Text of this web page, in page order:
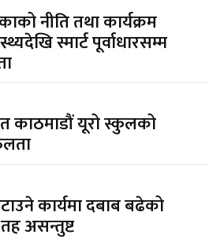
नीति तथा कार्यक्रम
स्मार्ट पूर्वाधारसम्म
काठमाडौं यूरो स्कुलको
कार्यमा दबाब बढेको
असन्तुष्ट